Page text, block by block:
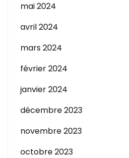
mai 2024
avril 2024
mars 2024
février 2024
janvier 2024
décembre 2023
novembre 2023
octobre 2023